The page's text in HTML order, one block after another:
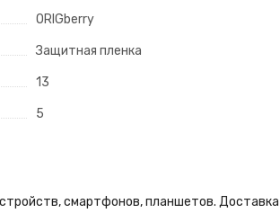
ORIGberry
Защитная пленка
13
5
смартфонов, планшетов.